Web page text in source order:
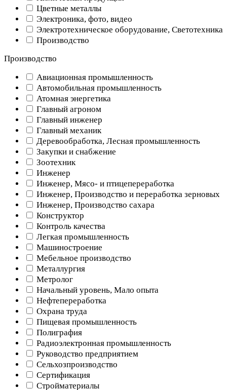
Цветные металлы
Электроника, фото, видео
Электротехническое оборудование, Светотехника
Производство
Производство
Авиационная промышленность
Автомобильная промышленность
Атомная энергетика
Главный агроном
Главный инженер
Главный механик
Деревообработка, Лесная промышленность
Закупки и снабжение
Зоотехник
Инженер
Инженер, Мясо- и птицепереработка
Инженер, Производство и переработка зерновых
Инженер, Производство сахара
Конструктор
Контроль качества
Легкая промышленность
Машиностроение
Мебельное производство
Металлургия
Метролог
Начальный уровень, Мало опыта
Нефтепереработка
Охрана труда
Пищевая промышленность
Полиграфия
Радиоэлектронная промышленность
Руководство предприятием
Сельхозпроизводство
Сертификация
Стройматериалы